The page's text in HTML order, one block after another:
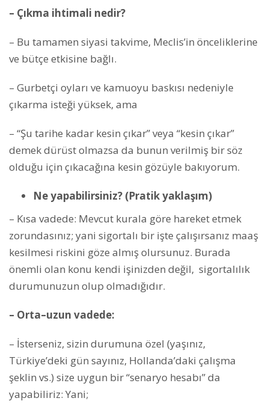
– Çıkma ihtimali nedir?
– Bu tamamen siyasi takvime, Meclis’in önceliklerine
ve bütçe etkisine bağlı.
– Gurbetçi oyları ve kamuoyu baskısı nedeniyle
çıkarma isteği yüksek, ama
– “Şu tarihe kadar kesin çıkar” veya “kesin çıkar”
demek dürüst olmazsa da bunun verilmiş bir söz
olduğu için çıkacağına kesin gözüyle bakıyorum.
Ne yapabilirsiniz? (Pratik yaklaşım)
– Kısa vadede: Mevcut kurala göre hareket etmek
zorundasınız; yani sigortalı bir işte çalışırsanız maaş
kesilmesi riskini göze almış olursunuz. Burada
önemli olan konu kendi işinizden değil, sigortalılık
durumunuzun olup olmadığıdır.
– Orta–uzun vadede:
– İsterseniz, sizin durumuna özel (yaşınız,
Türkiye’deki gün sayınız, Hollanda’daki çalışma
şeklin vs.) size uygun bir “senaryo hesabı” da
yapabiliriz: Yani;